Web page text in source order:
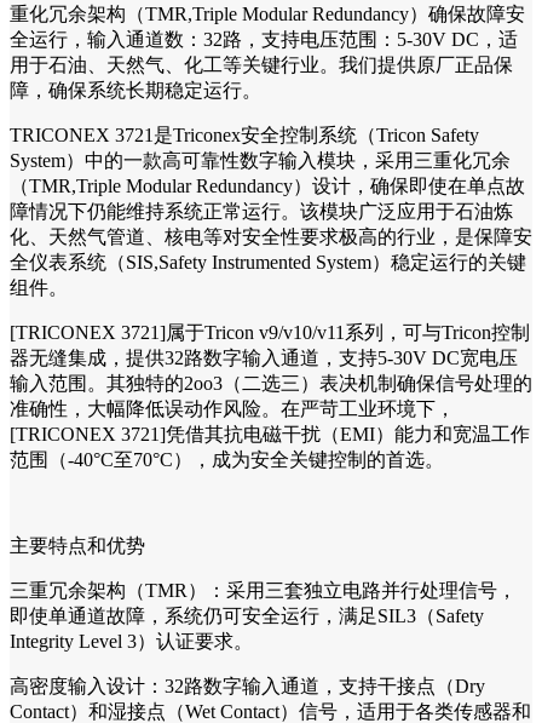
重化冗余架构（TMR,Triple Modular Redundancy）确保故障安
全运行，输入通道数：32路，支持电压范围：5-30V DC，适
用于石油、天然气、化工等关键行业。我们提供原厂正品保
障，确保系统长期稳定运行。
TRICONEX 3721是Triconex安全控制系统（Tricon Safety
System）中的一款高可靠性数字输入模块，采用三重化冗余
（TMR,Triple Modular Redundancy）设计，确保即使在单点故
障情况下仍能维持系统正常运行。该模块广泛应用于石油炼
化、天然气管道、核电等对安全性要求极高的行业，是保障安
全仪表系统（SIS,Safety Instrumented System）稳定运行的关键
组件。
[TRICONEX 3721]属于Tricon v9/v10/v11系列，可与Tricon控制
器无缝集成，提供32路数字输入通道，支持5-30V DC宽电压
输入范围。其独特的2oo3（二选三）表决机制确保信号处理的
准确性，大幅降低误动作风险。在严苛工业环境下，
[TRICONEX 3721]凭借其抗电磁干扰（EMI）能力和宽温工作
范围（-40°C至70°C），成为安全关键控制的首选。
主要特点和优势
三重冗余架构（TMR）：采用三套独立电路并行处理信号，
即使单通道故障，系统仍可安全运行，满足SIL3（Safety
Integrity Level 3）认证要求。
高密度输入设计：32路数字输入通道，支持干接点（Dry
Contact）和湿接点（Wet Contact）信号，适用于各类传感器和